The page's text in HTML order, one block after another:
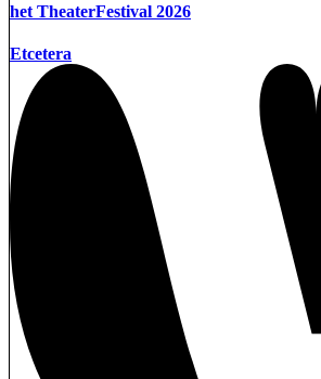
het TheaterFestival 2026
Etcetera